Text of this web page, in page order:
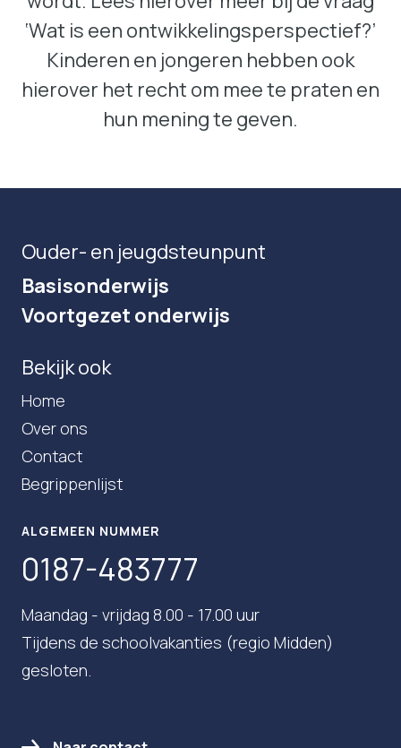
‘Wat is een ontwikkelingsperspectief?’
Kinderen en jongeren hebben ook
hierover het recht om mee te praten en
hun mening te geven.
Ouder- en jeugdsteunpunt
Basisonderwijs
Voortgezet onderwijs
Bekijk ook
Home
Over ons
Contact
Begrippenlijst
ALGEMEEN NUMMER
0187-483777
Maandag - vrijdag 8.00 - 17.00 uur
Tijdens de schoolvakanties (regio Midden)
gesloten.